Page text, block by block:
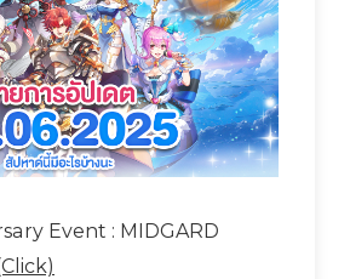
Event : MIDGARD